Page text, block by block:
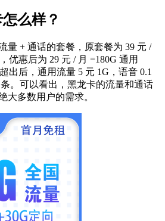
么样？
量 + 通话的套餐，原套餐为 39 元 /
优惠后为 29 元 / 月 =180G 通用
出后，通用流量 5 元 1G，语音 0.1
。可以看出，黑龙卡的流量和通话
大多数用户的需求。